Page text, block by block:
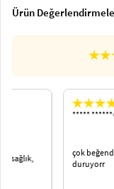
Ürün
sağlık,
***** ******
çok
duruyorr